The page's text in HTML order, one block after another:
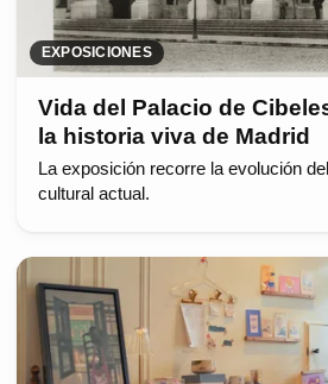
EXPOSICIONES
Vida del Palacio de
la historia viva de Madrid
La exposición recorre la evolución
cultural actual.